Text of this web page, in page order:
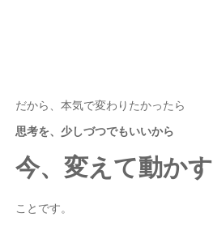
だから、本気で変わりたかったら
思考を、少しづつでもいいから
今、変えて動かす
ことです。